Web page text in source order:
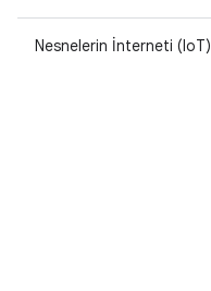
Nesnelerin İnterneti (IoT)